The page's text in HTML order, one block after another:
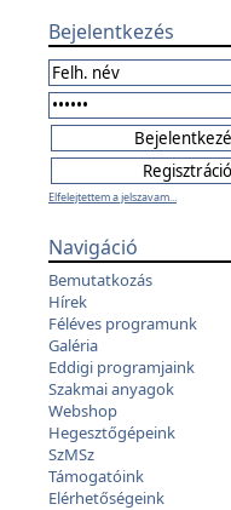
Bejelentkezés
Elfelejtettem a jelszavam...
Navigáció
Bemutatkozás
Hírek
Féléves programunk
Galéria
Eddigi programjaink
Szakmai anyagok
Webshop
Hegesztőgépeink
SzMSz
Támogatóink
Elérhetőségeink